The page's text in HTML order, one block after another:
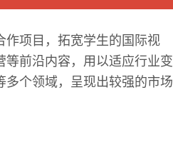
作项目，拓宽学生的国际视
前沿内容，用以适应行业变
个领域，呈现出较强的市场